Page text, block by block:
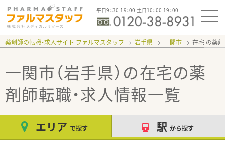
平日9：30-19：00 土日10：00-19：00
薬剤師の転職・求人サイト ファルマスタッフ 岩手県 一関市 在宅
一関市（岩手県）の在宅の薬
剤師転職・求人情報一覧
エリア で探す 駅 から探す